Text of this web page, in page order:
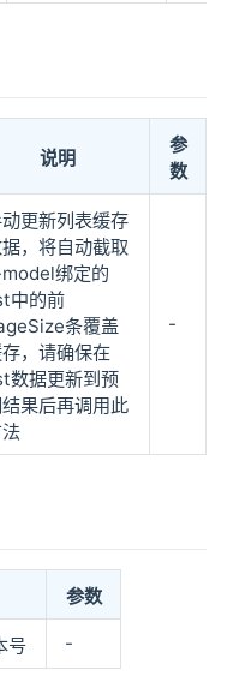
说明
参
数
更新列表缓存
，将自动截取
绑定的
中的前
条覆盖
，请确保在
数据更新到预
果后再调用此
-
参数
号 -